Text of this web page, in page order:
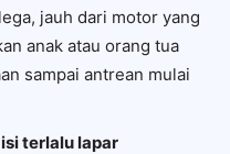
jauh dari motor yang
anak atau orang tua
sampai antrean mulai
terlalu lapar